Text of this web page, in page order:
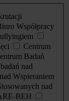
Współpracy
Centrum
Badań
nad
Wspieraniem
nad
BEH